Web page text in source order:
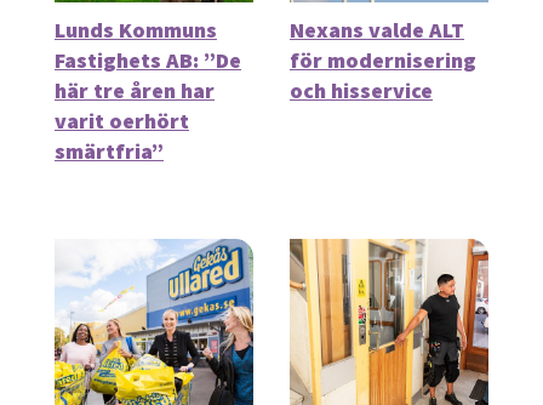
Lunds Kommuns
Fastighets AB: ”De
här tre åren har
varit oerhört
smärtfria”
Nexans valde ALT
för modernisering
och hisservice